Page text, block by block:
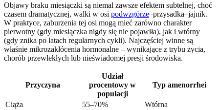
Objawy braku miesiączki są niemal zawsze efektem subtelnej, choć
czasem dramatycznej, walki w osi podwzgórze–przysadka–jajnik.
W praktyce, zaburzenia tej osi mogą mieć zarówno charakter
pierwotny (gdy miesiączka nigdy się nie pojawiła), jak i wtórny
(gdy znika po latach regularnych cykli). Najczęściej winne są
właśnie mikrozakłócenia hormonalne – wynikające z trybu życia,
chorób przewlekłych lub nieświadomej presji środowiska.
Przyczyna
Udział
procentowy w
populacji
Typ amenorrhei
Ciąża 55–70%
Wtórna